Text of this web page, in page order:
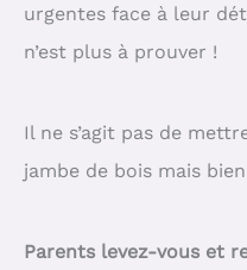
urgentes face à leur
n’est plus à prouver !
Il ne s’agit pas de
jambe de bois mais
Parents levez-vous et